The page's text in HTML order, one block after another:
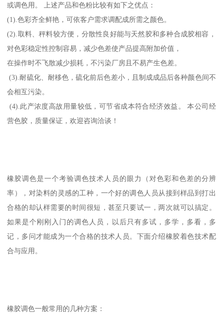
或调色用。 上述产品和色粉比较有如下之优点：
(1).色彩齐全鲜艳，可依客户需求调配成所需之颜色。
(2).取料、秤料较方便，分散性良好能与天然胶和多种合成胶相容，
对色彩稳定性控制容易，减少色差使产品提高附加价值，
在操作时不飞散减少损耗，不污染厂房且不易产生色差。
(3).耐硫化、耐移色，硫化前后色差小，且制成成品后各种颜色间不
会相互污染。
(4).此产浓度高故用量较低，可节省成本符合经济效益。 本公司经
营色胶，质量保证，欢迎咨询洽谈！
橡胶调色是一个考验调色技术人员的眼力（对色彩和色差的分辨
率），对染料的灵感的工种，一个好的调色人员从接到样品到打出
合格的却认样需要的时间很短，甚至只要试一，两次就可以搞定。
如果是个刚刚入门的调色人员，以后只有多试，多学，多看，多
记，多问才能成为一个合格的技术人员。下面介绍橡胶着色技术配
合与应用。
橡胶调色一般常用的几种方案：